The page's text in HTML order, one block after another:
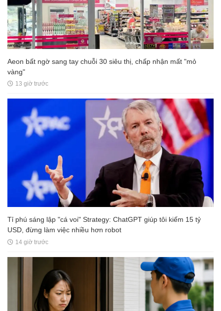
Aeon bất ngờ sang tay chuỗi 30 siêu thị, chấp nhận mất "mỏ
vàng"
13 giờ trước
Tỉ phú sáng lập "cá voi" Strategy: ChatGPT giúp tôi kiếm 15 tỷ
USD, đừng làm việc nhiều hơn robot
14 giờ trước